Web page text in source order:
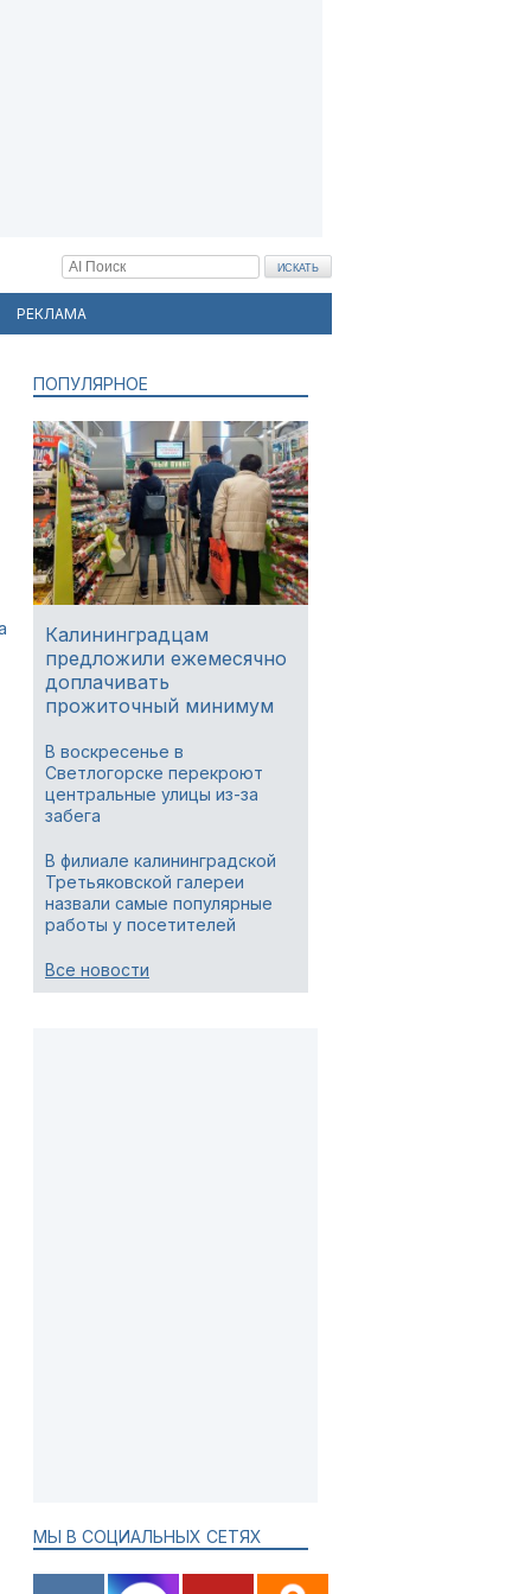
РЕКЛАМА
ПОПУЛЯРНОЕ
Калининградцам
предложили ежемесячно
доплачивать
прожиточный минимум
В воскресенье в
Светлогорске перекроют
центральные улицы из-за
забега
В филиале калининградской
Третьяковской галереи
назвали самые популярные
работы у посетителей
Все новости
МЫ В СОЦИАЛЬНЫХ СЕТЯХ